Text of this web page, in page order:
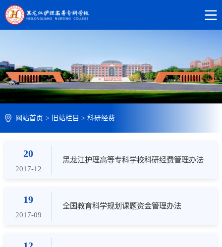
网站首页 > 旧站栏目 > 科研经费
20
2017-12
黑龙江护理高等专科学校科研经费管理办法
19
2017-09
全国教育科学规划课题资金管理办法